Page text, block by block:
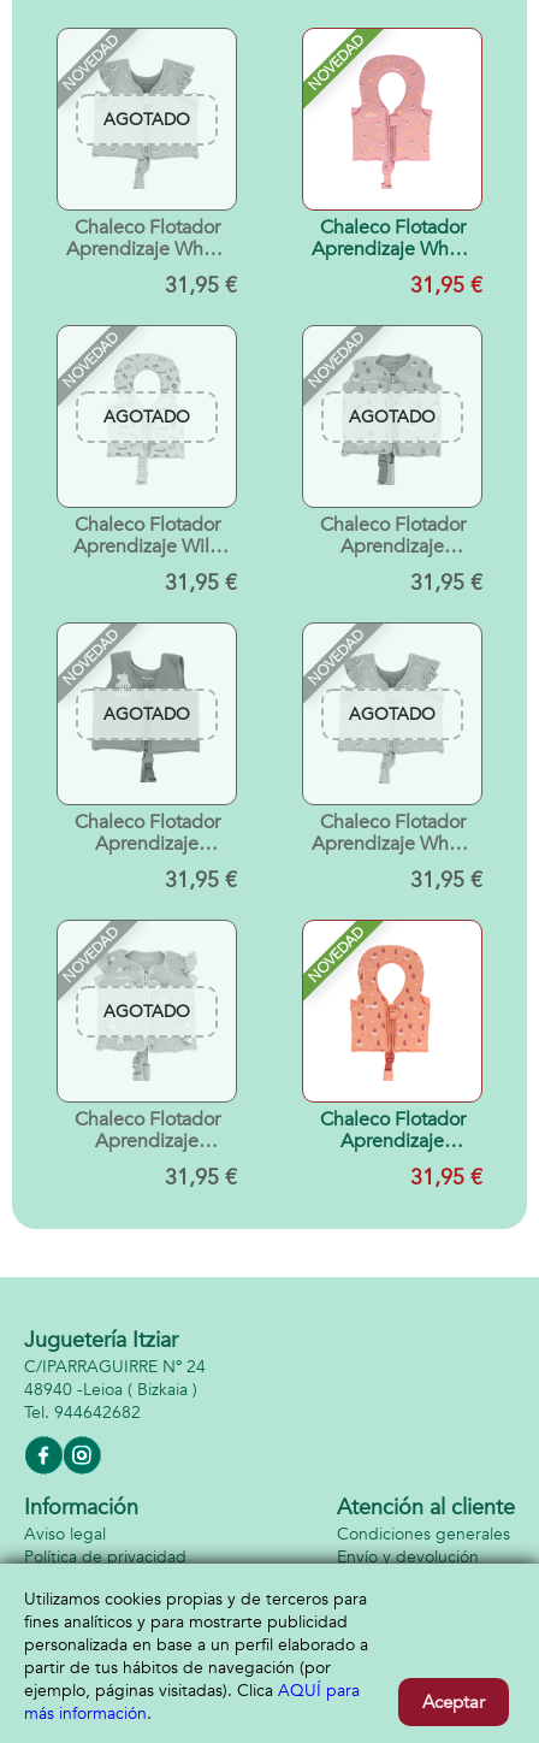
NOVEDAD
AGOTADO
Chaleco Flotador
Aprendizaje Whale
Pink 2-3 años31,95 €
NOVEDAD
Chaleco Flotador
Aprendizaje Whale
Pink Talla 1-2 años
31,95 €
NOVEDAD
AGOTADO
Chaleco Flotador
Aprendizaje Wild
Animals Talla 1-2
años31,95 €
NOVEDAD
AGOTADO
Chaleco Flotador
Aprendizaje
Camping 2-3 años
31,95 €
NOVEDAD
AGOTADO
Chaleco Flotador
Aprendizaje
Hippos 3-6 años
31,95 €
NOVEDAD
AGOTADO
Chaleco Flotador
Aprendizaje Whale
Pink 3-6 años31,95 €
NOVEDAD
AGOTADO
Chaleco Flotador
Aprendizaje
Mermaid Cats 3-6
años31,95 €
NOVEDAD
Chaleco Flotador
Aprendizaje
Camping Talla 1-2
años31,95 €
Juguetería Itziar
C/IPARRAGUIRRE Nº 24
48940 -Leioa ( Bizkaia )
944642682
Información
Aviso legal
Política de privacidad
Atención al cliente
Condiciones generales
Envío y devolución
Formas de pago
Utilizamos cookies propias y de terceros para
fines analíticos y para mostrarte publicidad
personalizada en base a un perfil elaborado a
partir de tus hábitos de navegación (por
ejemplo, páginas visitadas). Clica AQUÍ para
más información. Aceptar